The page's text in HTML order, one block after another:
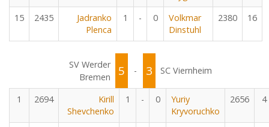
15 2435
Jadranko
Plenca
1 - 0
Volkmar
Dinstuhl
2380 16
SV Werder
Bremen
5 - 3 SC Viernheim
1 2694
Kirill
Shevchenko
1 - 0
Yuriy
Kryvoruchko
2656 4